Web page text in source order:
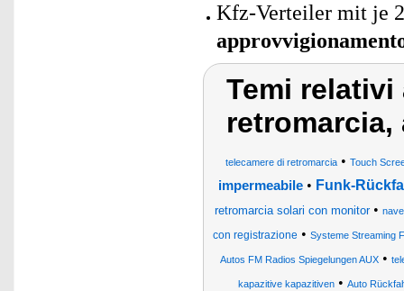
Kfz-Verteiler mit je
Temi relativi
telecamere di retromarcia • Touch
impermeabile• Funk-
retromarcia solari con monitor• nave
con registrazione • Systeme Streaming
Autos FM Radios Spiegelungen AUX •
kapazitive kapazitiven • Auto